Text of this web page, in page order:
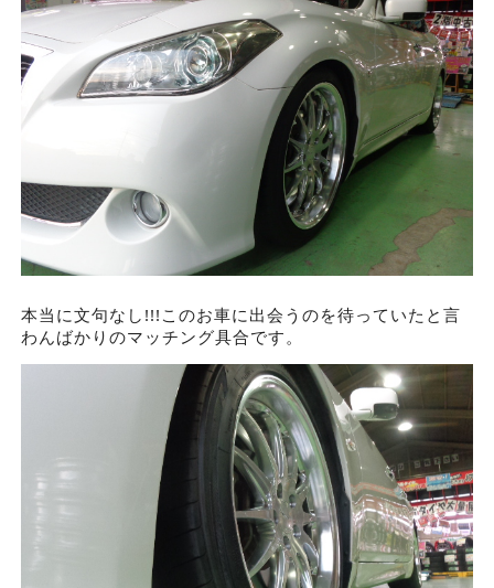
本当に文句なし!!!このお車に出会うのを待っていたと言
わんばかりのマッチング具合です。